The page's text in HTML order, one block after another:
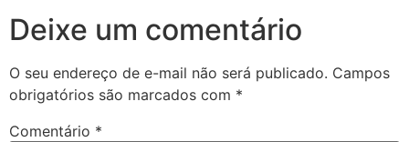
Deixe um comentário
O seu endereço de e-mail não será publicado. Campos
obrigatórios são marcados com *
Comentário *